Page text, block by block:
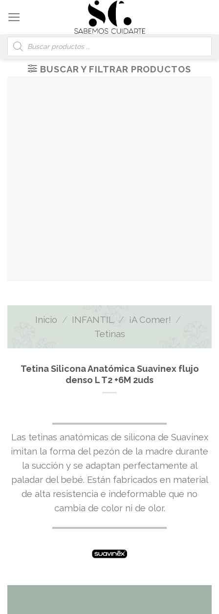
content
Búsqueda
de
productos
BUSCAR Y FILTRAR PRODUCTOS
Inicio / INFANTIL / ¡A Comer! /
Tetinas
Tetina Silicona Anatómica Suavinex flujo
denso L T2 +6M 2uds
Las tetinas anatómicas de silicona de Suavinex
imitan la forma del pezón de la madre durante
la succión y se adaptan perfectamente al
paladar del bebé. Están fabricados en material
de alta resistencia e indeformable que no
cambia de color ni de olor.